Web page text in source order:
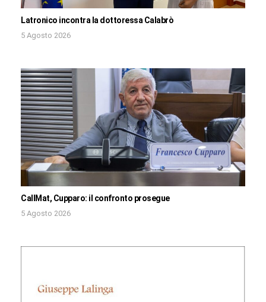
Latronico incontra la dottoressa Calabrò
5 Agosto 2026
CallMat, Cupparo: il confronto prosegue
5 Agosto 2026